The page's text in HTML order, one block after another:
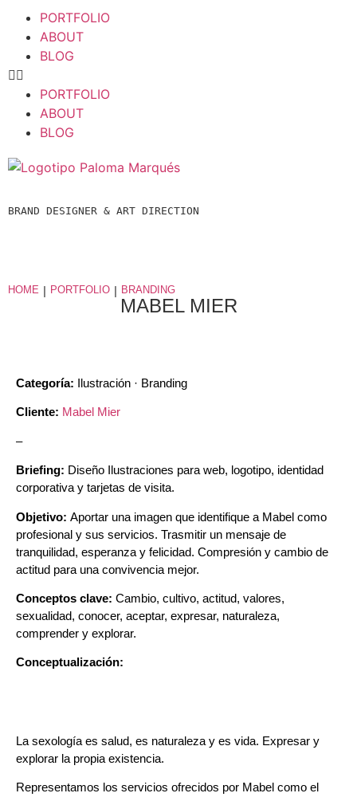
PORTFOLIO
ABOUT
BLOG
PORTFOLIO
ABOUT
BLOG
BRAND DESIGNER & ART DIRECTION
HOME | PORTFOLIO | BRANDING
MABEL MIER
Categoría: Ilustración · Branding
Cliente: Mabel Mier
–
Briefing: Diseño Ilustraciones para web, logotipo, identidad
corporativa y tarjetas de visita.
Objetivo: Aportar una imagen que identifique a Mabel como
profesional y sus servicios. Trasmitir un mensaje de
tranquilidad, esperanza y felicidad. Compresión y cambio de
actitud para una convivencia mejor.
Conceptos clave: Cambio, cultivo, actitud, valores,
sexualidad, conocer, aceptar, expresar, naturaleza,
comprender y explorar.
Conceptualización:
La sexología es salud, es naturaleza y es vida. Expresar y
explorar la propia existencia.
Representamos los servicios ofrecidos por Mabel como el